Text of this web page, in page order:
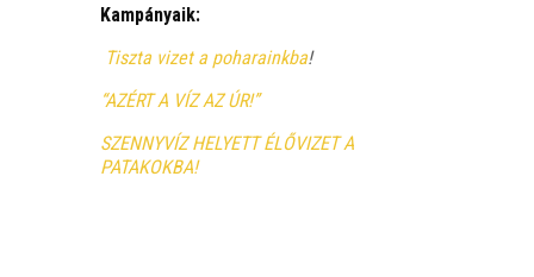
Kam­pá­nya­ik:
Tisz­ta vizet a poha­ra­ink­ba!
“AZÉRT A VÍZ AZ ÚR!”
SZENNYVÍZ HELYETT ÉLŐVIZET A
PATAKOKBA!